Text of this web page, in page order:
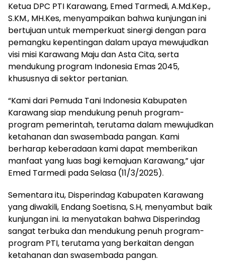
Ketua DPC PTI Karawang, Emed Tarmedi, A.Md.Kep.,
S.KM., MH.Kes, menyampaikan bahwa kunjungan ini
bertujuan untuk memperkuat sinergi dengan para
pemangku kepentingan dalam upaya mewujudkan
visi misi Karawang Maju dan Asta Cita, serta
mendukung program Indonesia Emas 2045,
khususnya di sektor pertanian.
“Kami dari Pemuda Tani Indonesia Kabupaten
Karawang siap mendukung penuh program-
program pemerintah, terutama dalam mewujudkan
ketahanan dan swasembada pangan. Kami
berharap keberadaan kami dapat memberikan
manfaat yang luas bagi kemajuan Karawang,” ujar
Emed Tarmedi pada Selasa (11/3/2025).
Sementara itu, Disperindag Kabupaten Karawang
yang diwakili, Endang Soetisna, S.H, menyambut baik
kunjungan ini. Ia menyatakan bahwa Disperindag
sangat terbuka dan mendukung penuh program-
program PTI, terutama yang berkaitan dengan
ketahanan dan swasembada pangan.